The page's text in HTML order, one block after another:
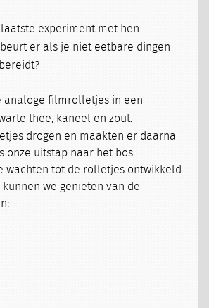
laatste experiment met hen
er als je niet eetbare dingen
analoge filmrolletjes in een
thee, kaneel en zout.
drogen en maakten er daarna
onze uitstap naar het bos.
wachten tot de rolletjes ontwikkeld
we genieten van de